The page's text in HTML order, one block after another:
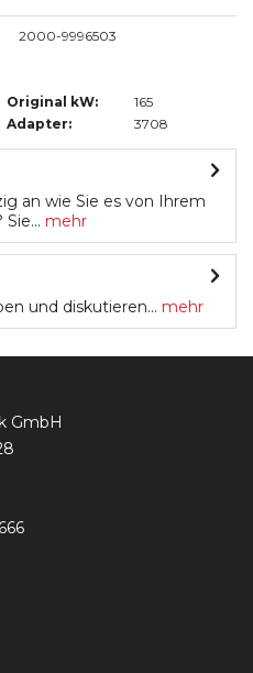
2000-9996503
Original kW:
165
Adapter: 3708
an wie Sie es von Ihrem
mehr
und diskutieren... mehr
GmbH